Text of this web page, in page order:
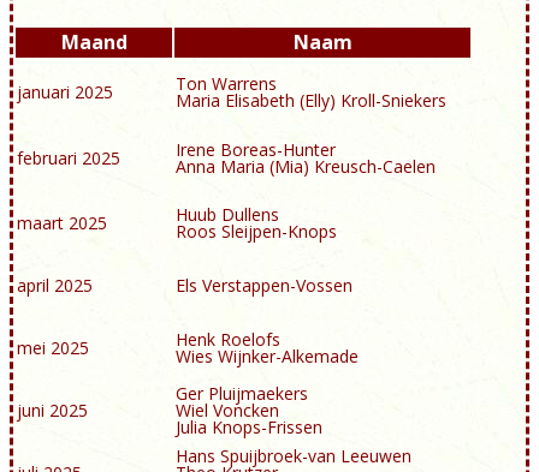
Maand Naam
januari 2025 Ton Warrens
Maria Elisabeth (Elly) Kroll-Sniekers
februari 2025 Irene Boreas-Hunter
Anna Maria (Mia) Kreusch-Caelen
maart 2025 Huub Dullens
Roos Sleijpen-Knops
april 2025 Els Verstappen-Vossen
mei 2025 Henk Roelofs
Wies Wijnker-Alkemade
juni 2025
Ger Pluijmaekers
Wiel Voncken
Julia Knops-Frissen
Hans Spuijbroek-van Leeuwen